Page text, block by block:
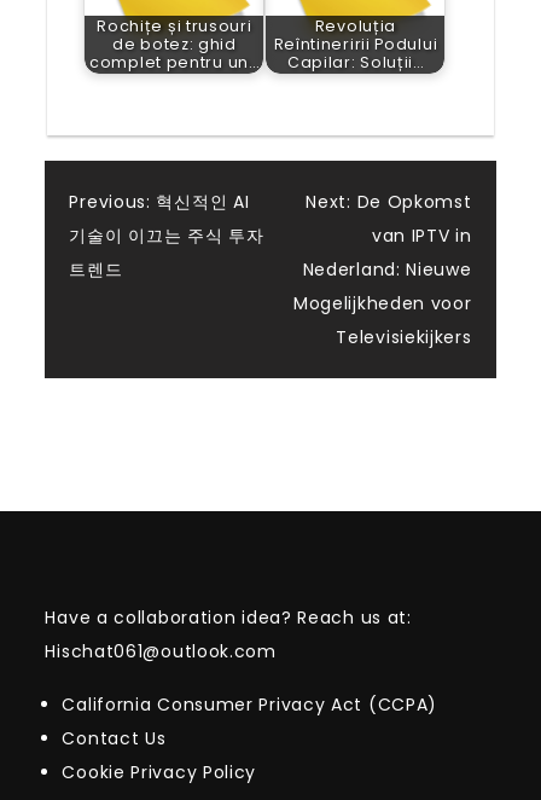
Rochițe și trusouri
de botez: ghid
complet pentru un…
Revoluția
Reîntineririi Podului
Capilar: Soluții…
Post
navigation
Previous: 혁신적인 AI
기술이 이끄는 주식 투자
트렌드
Next: De Opkomst
van IPTV in
Nederland: Nieuwe
Mogelijkheden voor
Televisiekijkers
Have a collaboration idea? Reach us at:
Hischat061@outlook.com
California Consumer Privacy Act (CCPA)
Contact Us
Cookie Privacy Policy